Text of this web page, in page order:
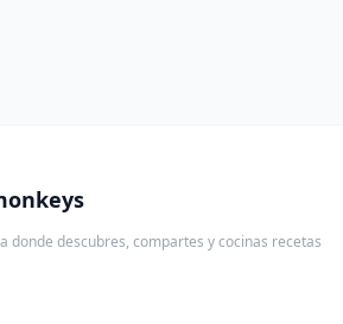
donde descubres, compartes y cocinas recetas